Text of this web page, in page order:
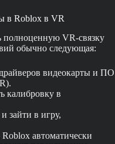
в Roblox в VR
полноценную VR-связку
обычно следующая:
видеокарты и ПО
калибровку в
зайти в игру,
автоматически